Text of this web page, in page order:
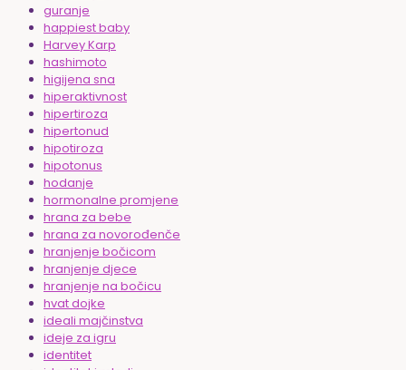
guranje
happiest baby
Harvey Karp
hashimoto
higijena sna
hiperaktivnost
hipertiroza
hipertonud
hipotiroza
hipotonus
hodanje
hormonalne promjene
hrana za bebe
hrana za novorođenče
hranjenje bočicom
hranjenje djece
hranjenje na bočicu
hvat dojke
ideali majčinstva
ideje za igru
identitet